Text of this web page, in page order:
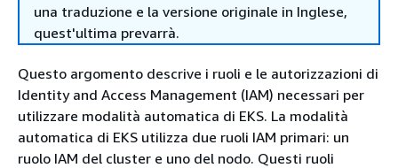
una traduzione e la versione originale in Inglese,
quest'ultima prevarrà.
Questo argomento descrive i ruoli e le autorizzazioni di
Identity and Access Management (IAM) necessari per
utilizzare modalità automatica di EKS. La modalità
automatica di EKS utilizza due ruoli IAM primari: un
ruolo IAM del cluster e uno del nodo. Questi ruoli